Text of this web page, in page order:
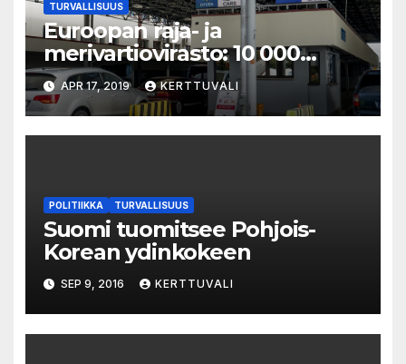
TURVALLISUUS
Euroopan raja- ja
merivartiovirasto: 10 000
rajavartijan pysyvä joukko
EU:n ulkorajoille
APR 17, 2019 KERTTUVALI
POLITIIKKA TURVALLISUUS
Suomi tuomitsee Pohjois-
Korean ydinkokeen
SEP 9, 2016 KERTTUVALI